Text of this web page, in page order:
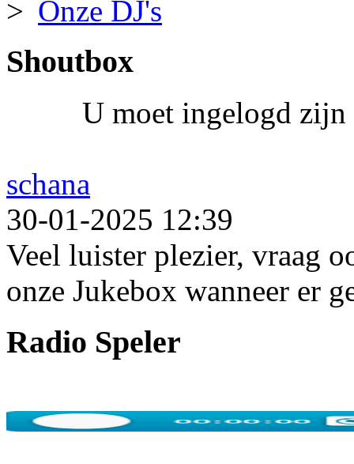
Onze DJ's
Shoutbox
U moet ingelogd zijn
schana
30-01-2025 12:39
Veel luister plezier, vraag
onze Jukebox wanneer er
Radio Speler